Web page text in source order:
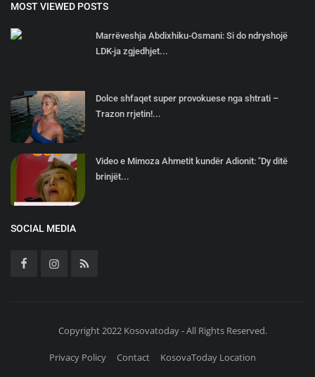
MOST VIEWED POSTS
Marrëveshja Abdixhiku-Osmani: Si do ndryshojë
LDK-ja zgjedhjet...
Dolce shfaqet super provokuese nga shtrati –
Trazon rrjetin!...
Video e Mimoza Ahmetit kundër Adionit: "Dy ditë
brinjët...
SOCIAL MEDIA
Copyright 2022 Kosovatoday - All Rights Reserved.
Privacy Policy Contact
KosovaToday Location